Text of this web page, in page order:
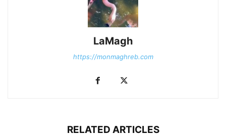
LaMagh
https://monmaghreb.com
RELATED ARTICLES